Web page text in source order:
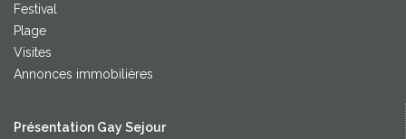
Festival
Plage
Visites
Annonces immobilières
Présentation Gay Sejour